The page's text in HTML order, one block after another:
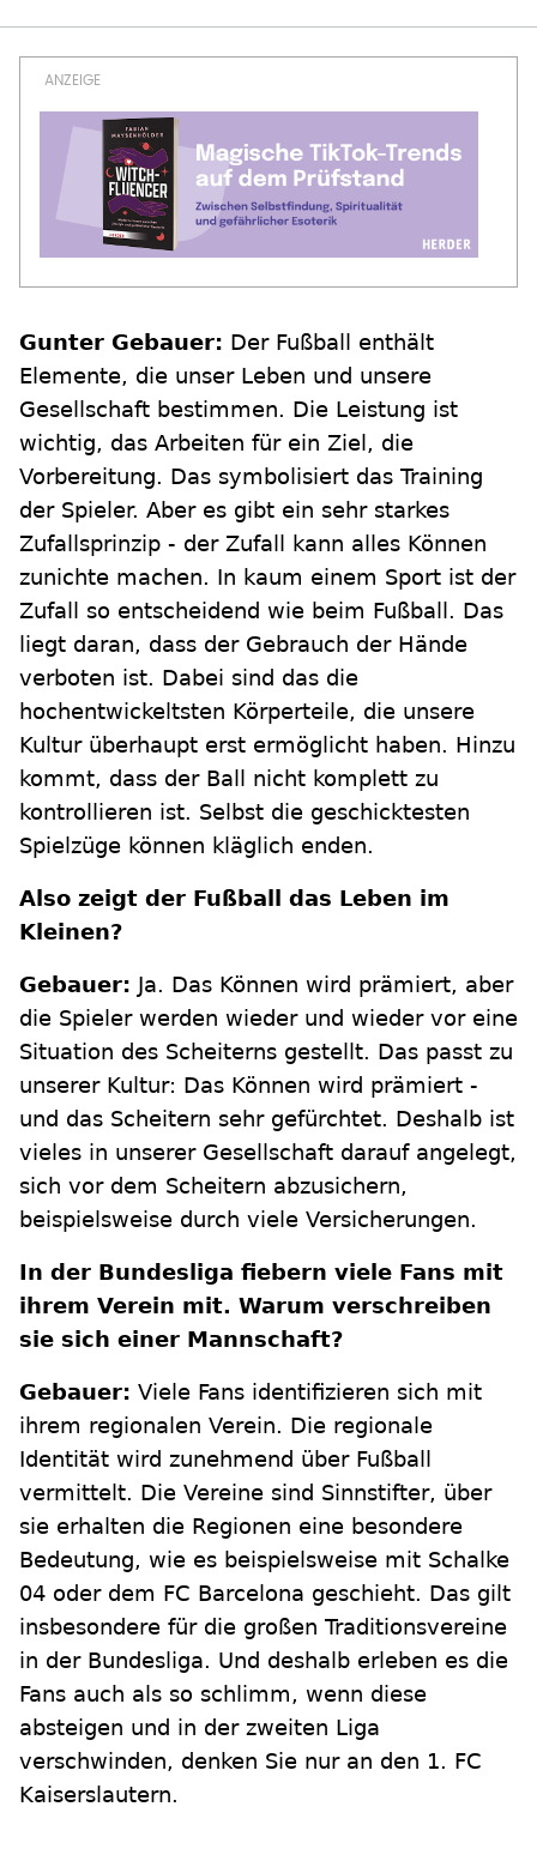
Gunter Gebauer: Der Fußball enthält
Elemente, die unser Leben und unsere
Gesellschaft bestimmen. Die Leistung ist
wichtig, das Arbeiten für ein Ziel, die
Vorbereitung. Das symbolisiert das Training
der Spieler. Aber es gibt ein sehr starkes
Zufallsprinzip - der Zufall kann alles Können
zunichte machen. In kaum einem Sport ist der
Zufall so entscheidend wie beim Fußball. Das
liegt daran, dass der Gebrauch der Hände
verboten ist. Dabei sind das die
hochentwickeltsten Körperteile, die unsere
Kultur überhaupt erst ermöglicht haben. Hinzu
kommt, dass der Ball nicht komplett zu
kontrollieren ist. Selbst die geschicktesten
Spielzüge können kläglich enden.
Also zeigt der Fußball das Leben im
Kleinen?
Gebauer: Ja. Das Können wird prämiert, aber
die Spieler werden wieder und wieder vor eine
Situation des Scheiterns gestellt. Das passt zu
unserer Kultur: Das Können wird prämiert -
und das Scheitern sehr gefürchtet. Deshalb ist
vieles in unserer Gesellschaft darauf angelegt,
sich vor dem Scheitern abzusichern,
beispielsweise durch viele Versicherungen.
In der Bundesliga fiebern viele Fans mit
ihrem Verein mit. Warum verschreiben
sie sich einer Mannschaft?
Gebauer: Viele Fans identifizieren sich mit
ihrem regionalen Verein. Die regionale
Identität wird zunehmend über Fußball
vermittelt. Die Vereine sind Sinnstifter, über
sie erhalten die Regionen eine besondere
Bedeutung, wie es beispielsweise mit Schalke
04 oder dem FC Barcelona geschieht. Das gilt
insbesondere für die großen Traditionsvereine
in der Bundesliga. Und deshalb erleben es die
Fans auch als so schlimm, wenn diese
absteigen und in der zweiten Liga
verschwinden, denken Sie nur an den 1. FC
Kaiserslautern.